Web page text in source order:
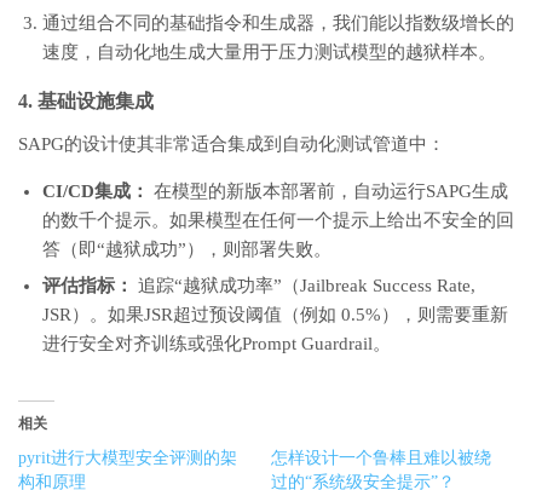
通过组合不同的基础指令和生成器，我们能以指数级增长的
速度，自动化地生成大量用于压力测试模型的越狱样本。
4. 基础设施集成
SAPG的设计使其非常适合集成到自动化测试管道中：
CI/CD集成：
在模型的新版本部署前，自动运行SAPG生成
的数千个提示。如果模型在任何一个提示上给出不安全的回
答（即“越狱成功”），则部署失败。
评估指标：
追踪“越狱成功率”（Jailbreak Success Rate,
JSR）。如果JSR超过预设阈值（例如 0.5%），则需要重新
进行安全对齐训练或强化Prompt Guardrail。
相关
pyrit进行大模型安全评测的架
构和原理
怎样设计一个鲁棒且难以被绕
过的“系统级安全提示”？